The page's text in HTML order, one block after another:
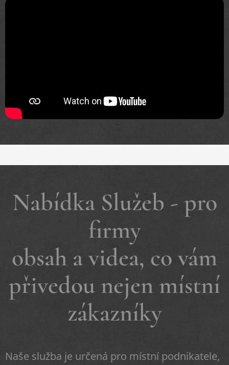
Nabídka Služeb - pro
firmy
obsah a videa, co vám
přivedou nejen místní
zákazníky
Naše služba je určená pro místní podnikatele,